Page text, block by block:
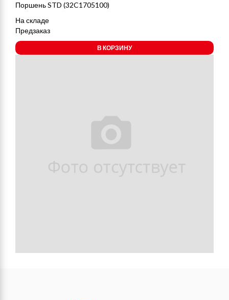
Поршень STD (32C1705100)
На складе
Предзаказ
В КОРЗИНУ